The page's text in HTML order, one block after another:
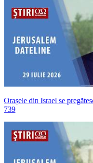
Orașele din Israel se
739